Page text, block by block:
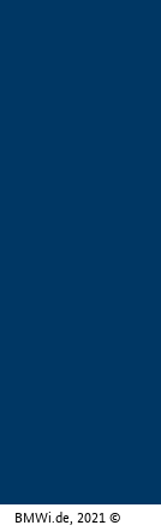
BMWi.de, 2021 ©